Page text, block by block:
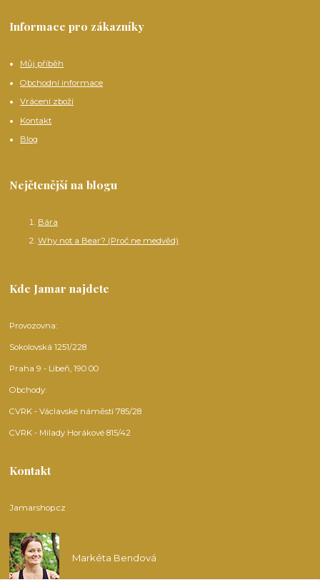
Informace pro zákazníky
Můj příběh
Obchodní informace
Vrácení zboží
Kontakt
Blog
Nejčtenější na blogu
Bára
Why not a Bear? (Proč ne medvěd)
Kde Jamar najdete
Provozovna:
Sokolovská 1251/228
Praha 9 - Libeň, 190 00
Obchody:
CVRK - Václavské náměstí 785/28
CVRK - Milady Horákové 815/42
Kontakt
Jamarshop.cz
Markéta Bendová